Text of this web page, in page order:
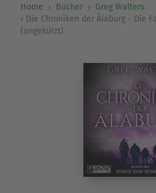
Home
Bücher
Greg Walters
Die Chroniken der Âlaburg - Die
(ungekürzt)